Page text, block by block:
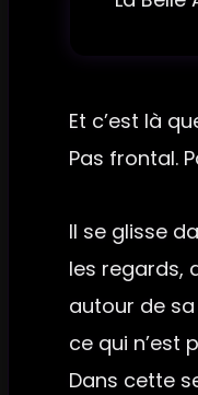
Et c’est là
Pas frontal.
Il se glisse
les regards,
autour de
ce qui n’est
Dans cette